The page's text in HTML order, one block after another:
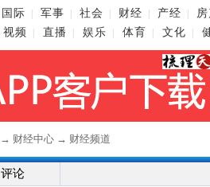
国际 军事 社会 财经 产经
视频 直播 娱乐 体育 文化
→ 财经中心 → 财经频道
评论